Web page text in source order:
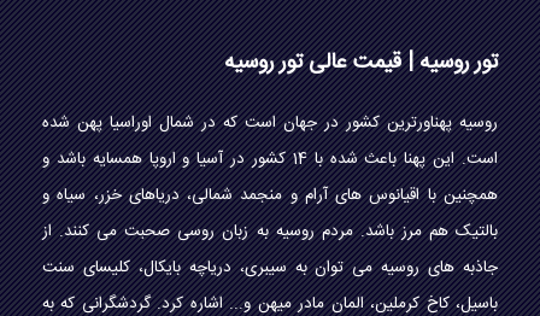
تور روسیه | قیمت عالی تور روسیه
روسیه پهناورترین کشور در جهان است که در شمال اوراسیا پهن شده
است. این پهنا باعث شده با 14 کشور در آسیا و اروپا همسایه باشد و
همچنین با اقیانوس های آرام و منجمد شمالی، دریاهای خزر، سیاه و
بالتیک هم مرز باشد. مردم روسیه به زبان روسی صحبت می کنند. از
جاذبه های روسیه می توان به سیبری، دریاچه بایکال، کلیسای سنت
باسیل، کاخ کرملین، المان مادر میهن و... اشاره کرد. گردشگرانی که به